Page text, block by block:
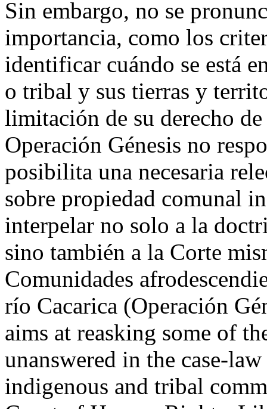
Sin embargo, no se
importancia, como los
identificar cuándo se está
o tribal y sus tierras y
limitación de su derecho
Operación Génesis no
posibilita una necesaria
sobre propiedad comunal
interpelar no solo a la
sino también a la Corte
Comunidades
río Cacarica (Operación
aims at reasking some of
unanswered in the case-
indigenous and tribal